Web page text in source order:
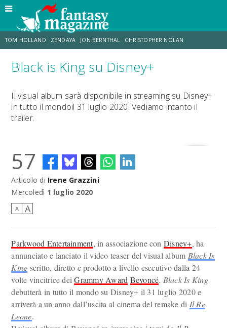
TOM HOLLAND ZENDAYA JON BERNTHAL CHRISTOPHER NOLAN
STRANIMONDI LUCCA COMICS & GAMES ODISSEA
JACOB BATALON ERIK SOMMERS
Black is King su Disney+
Il visual album sarà disponibile in streaming su Disney+
in tutto il mondoil 31 luglio 2020. Vediamo intanto il
trailer.
57
Articolo di Irene Grazzini
Mercoledì 1 luglio 2020
A A
Parkwood Entertainment, in associazione con Disney+, ha
annunciato e lanciato il video teaser del visual album Black Is
King scritto, diretto e prodotto a livello esecutivo dalla 24
volte vincitrice deiGrammy Award Beyoncé. Black Is King
debutterà in tutto il mondo su Disney+ il 31 luglio 2020 e
arriverà a un anno dall’uscita al cinema del remake di Il Re
Leone.